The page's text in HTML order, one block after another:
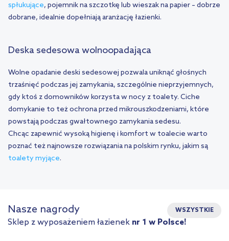
spłukujące, pojemnik na szczotkę lub wieszak na papier – dobrze
dobrane, idealnie dopełniają aranżację łazienki.
Deska sedesowa wolnoopadająca
Wolne opadanie deski sedesowej pozwala uniknąć głośnych
trzaśnięć podczas jej zamykania, szczególnie nieprzyjemnych,
gdy ktoś z domowników korzysta w nocy z toalety. Ciche
domykanie to też ochrona przed mikrouszkodzeniami, które
powstają podczas gwałtownego zamykania sedesu.
Chcąc zapewnić wysoką higienę i komfort w toalecie warto
poznać też najnowsze rozwiązania na polskim rynku, jakim są
toalety myjące.
Nasze nagrody WSZYSTKIE
Sklep z wyposażeniem łazienek nr 1 w Polsce!